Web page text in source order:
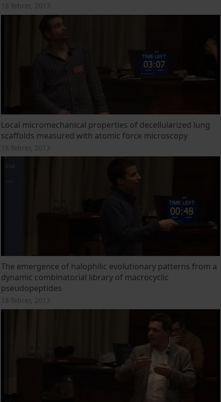
18 febrer, 2013
Local micromechanical properties of decellularized lung
scaffolds measured with atomic force microscopy
18 febrer, 2013
The emergence of halophilic evolutionary patterns from a
dynamic combinatorial library of macrocyclic
pseudopeptides
18 febrer, 2013